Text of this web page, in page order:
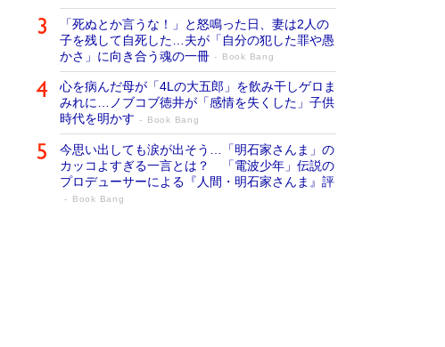
「死ぬとか言うな！」と怒鳴った日、妻は2人の
子を残して自死した…夫が「自分の犯した罪や愚
かさ」に向き合う魂の一冊
Book Bang
心を病んだ母が「4Lの大五郎」を飲み干しゲロま
みれに…ノブコブ徳井が「感情を失くした」子供
時代を明かす
Book Bang
今思い出しても涙が出そう…「明石家さんま」の
カッコよすぎる一言とは？ 「電波少年」伝説の
プロデューサーによる『人間・明石家さんま』評
Book Bang